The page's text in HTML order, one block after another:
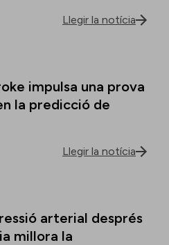
Llegir la notícia
impulsa una prova
la predicció de
Llegir la notícia
arterial després
millora la